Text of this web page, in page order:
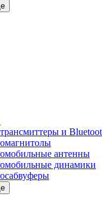
и
антенны
динамики